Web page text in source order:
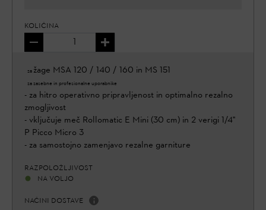
KOLIČINA
- za žage MSA 120 / 140 / 160 in MS 151
- za zasebne in profesionalne uporabnike
- za hitro operativno pripravljenost in optimalno rezalno
zmogljivost
- vključuje meč Rollomatic E Mini (30 cm) in 2 verigi 1/4"
P Picco Micro 3
- za samostojno zamenjavo rezalne garniture
RAZPOLOŽLJIVOST
NA VOLJO
NAČINI DOSTAVE